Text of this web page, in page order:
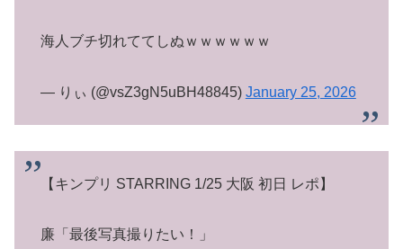
海人ブチ切れててしぬｗｗｗｗｗｗ
— りぃ (@vsZ3gN5uBH48845) January 25, 2026
【キンプリ STARRING 1/25 大阪 初日 レポ】
廉「最後写真撮りたい！」